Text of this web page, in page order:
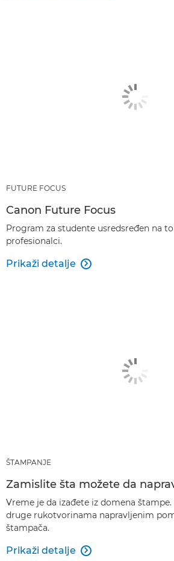
FUTURE FOCUS
Canon Future Focus
Program za studente usredsređen na
profesionalci.
Prikaži detalje 
ŠTAMPANJE
Zamislite šta možete da
Vreme je da izađete iz domena štampe.
druge rukotvorinama napravljenim
štampača.
Prikaži detalje 